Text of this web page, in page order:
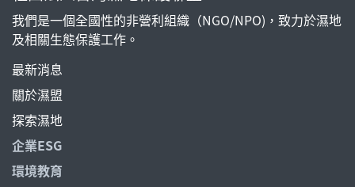
我們是一個全國性的非營利組織（NGO/NPO)，致力於濕地
及相關生態保護工作。
最新消息
關於濕盟
探索濕地
企業ESG
環境教育